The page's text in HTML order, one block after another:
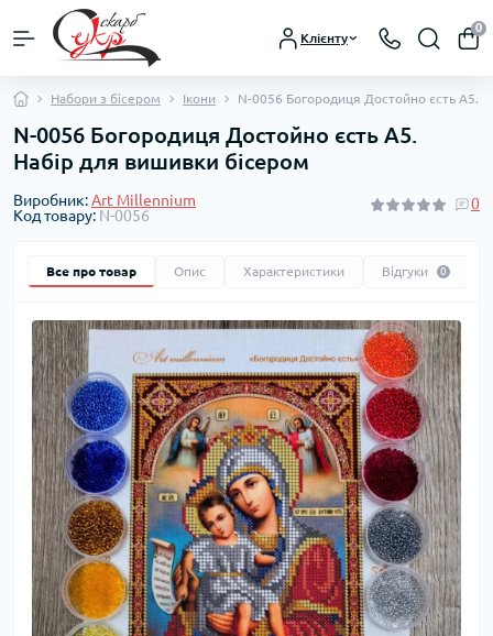
Клієнту
0
Набори з бісером Ікони N-0056 Богородиця Достойно єсть А5.
N-0056 Богородиця Достойно єсть А5.
Набір для вишивки бісером
Виробник:Art Millennium
Код товару: N-0056
0
Все про товар Опис Характеристики Відгуки 0